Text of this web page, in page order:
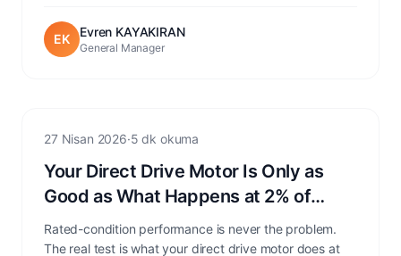
EK Evren KAYAKIRAN
General Manager
Extrusion
27 Nisan 2026·5 dk okuma
Your Direct Drive Motor Is Only as
Good as What Happens at 2% of
Rated Speed
Rated-condition performance is never the problem.
The real test is what your direct drive motor does at